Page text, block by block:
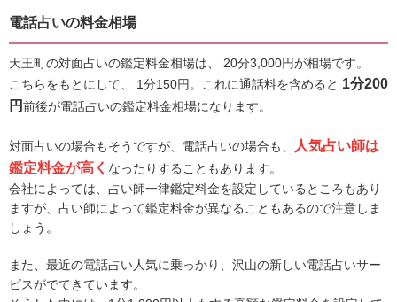
電話占いの料金相場
天王町の対面占いの鑑定料金相場は、 20分3,000円が相場です。
こちらをもとにして、 1分150円。これに通話料を含めると 1分200
円前後が電話占いの鑑定料金相場になります。
対面占いの場合もそうですが、電話占いの場合も、
人気占い師は
鑑定料金が高く なったりすることもあります。
会社によっては、占い師一律鑑定料金を設定しているところもあり
ますが、占い師によって鑑定料金が異なることもあるので注意しま
しょう。
また、最近の電話占い人気に乗っかり、沢山の新しい電話占いサー
ビスがでてきています。